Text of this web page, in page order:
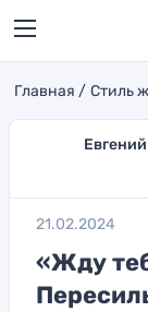
Главная Стиль
21.02.2024
«Жду